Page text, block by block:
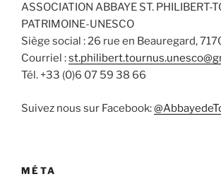
ASSOCIATION ABBAYE ST. PHILIBERT-
PATRIMOINE-UNESCO
Siège social : 26 rue en Beauregard,
Courriel :
Tél. +33 (0)6 07 59 38 66
Suivez nous sur Facebook:
MÉTA